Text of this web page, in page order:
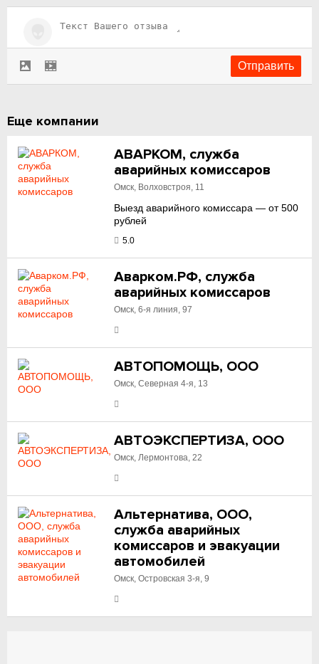
Еще компании
АВАРКОМ, служба
аварийных комиссаров
Омск, Волховстроя, 11
Выезд аварийного комиссара — от 500
рублей
5.0
Аварком.РФ, служба
аварийных комиссаров
Омск, 6-я линия, 97
АВТОПОМОЩЬ, ООО
Омск, Северная 4-я, 13
АВТОЭКСПЕРТИЗА, ООО
Омск, Лермонтова, 22
Альтернатива, ООО,
служба аварийных
комиссаров и эвакуации
автомобилей
Омск, Островская 3-я, 9